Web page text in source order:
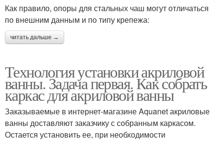
Как правило, опоры для стальных чаш могут отличаться
по внешним данным и по типу крепежа:
читать дальше →
Технология установки акриловой
ванны. Задача первая. Как собрать
каркас для акриловой ванны
Заказываемые в интернет-магазине Aquanet акриловые
ванны доставляют заказчику с собранным каркасом.
Остается установить ее, при необходимости